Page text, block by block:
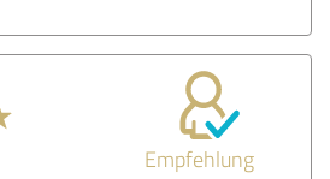
Empfehlung